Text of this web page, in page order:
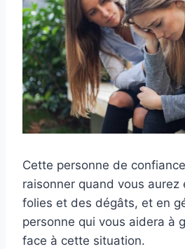
Cette personne de
raisonner quand vous aurez
folies et des dégâts, et en
personne qui vous aidera à
face à cette situation.